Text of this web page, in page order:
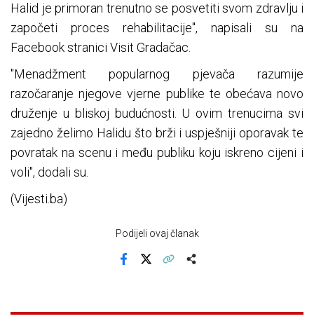
Halid je primoran trenutno se posvetiti svom zdravlju i
započeti proces rehabilitacije", napisali su na
Facebook stranici Visit Gradačac.
"Menadžment popularnog pjevača razumije
razočaranje njegove vjerne publike te obećavanovo
druženje u bliskoj budućnosti. U ovim trenucima svi
zajedno želimo Halidu što brži i uspješniji oporavak te
povratak na scenu i među publiku koju iskreno cijeni i
voli", dodali su.
(Vijesti.ba)
Podijeli ovaj članak